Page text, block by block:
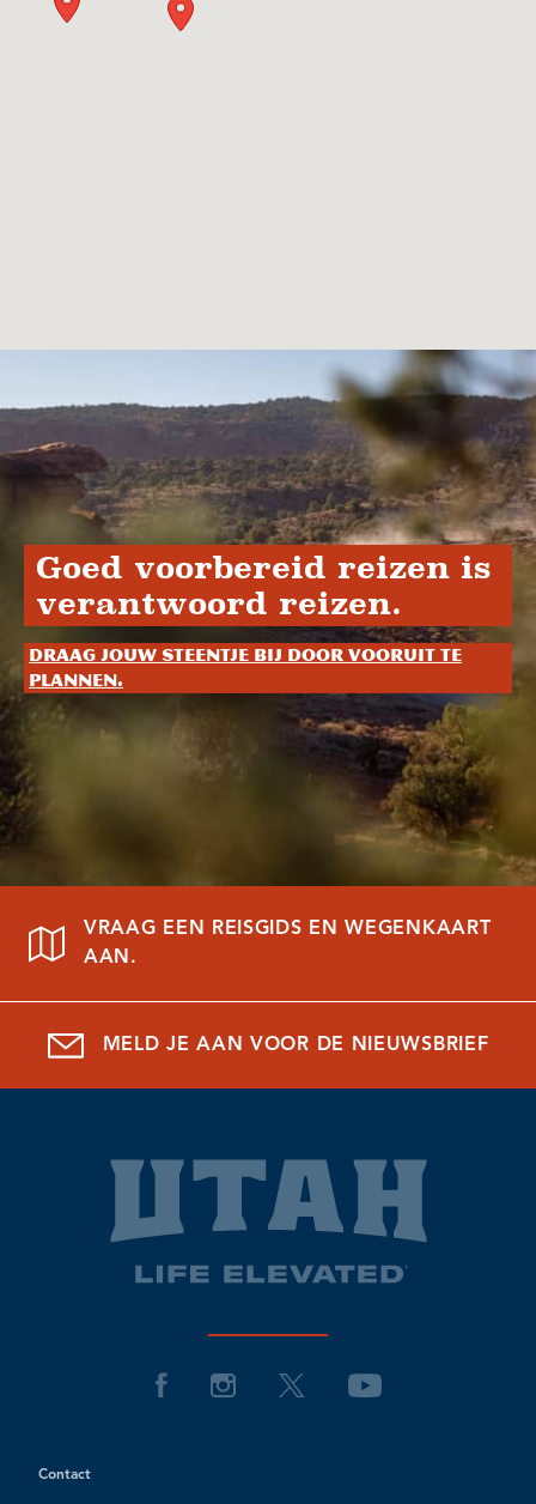
Goed voorbereid reizen is
verantwoord reizen.
Draag jouw steentje bij door vooruit te
plannen.
VRAAG EEN REISGIDS EN WEGENKAART
AAN.
MELD JE AAN VOOR DE NIEUWSBRIEF
Contact